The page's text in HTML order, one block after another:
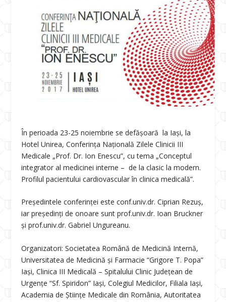
În perioada 23-25 noiembrie se defășoară la Iași, la
Hotel Unirea, Conferința Națională Zilele Clinicii III
Medicale „Prof. Dr. Ion Enescu”, cu tema „Conceptul
integrator al medicinei interne – de la clasic la modern.
Profilul pacientului cardiovascular în clinica medicală”.
Președintele conferinței este conf.univ.dr. Ciprian Rezuș,
iar președinți de onoare sunt prof.univ.dr. Ioan Bruckner
și prof.univ.dr. Gabriel Ungureanu.
Organizatori: Societatea Română de Medicină Internă,
Universitatea de Medicină şi Farmacie “Grigore T. Popa”
Iaşi, Clinica III Medicală – Spitalului Clinic Județean de
Urgențe “Sf. Spiridon” Iași, Colegiul Medicilor, Filiala Iaşi,
Academia de Științe Medicale din România, Autoritatea